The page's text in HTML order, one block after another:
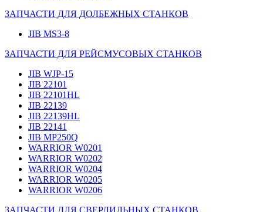
ЗАПЧАСТИ ДЛЯ ДОЛБЕЖНЫХ СТАНКОВ
JIB MS3-8
ЗАПЧАСТИ ДЛЯ РЕЙСМУСОВЫХ СТАНКОВ
JIB WJP-15
JIB 22101
JIB 22101HL
JIB 22139
JIB 22139HL
JIB 22141
JIB MP250Q
WARRIOR W0201
WARRIOR W0202
WARRIOR W0204
WARRIOR W0205
WARRIOR W0206